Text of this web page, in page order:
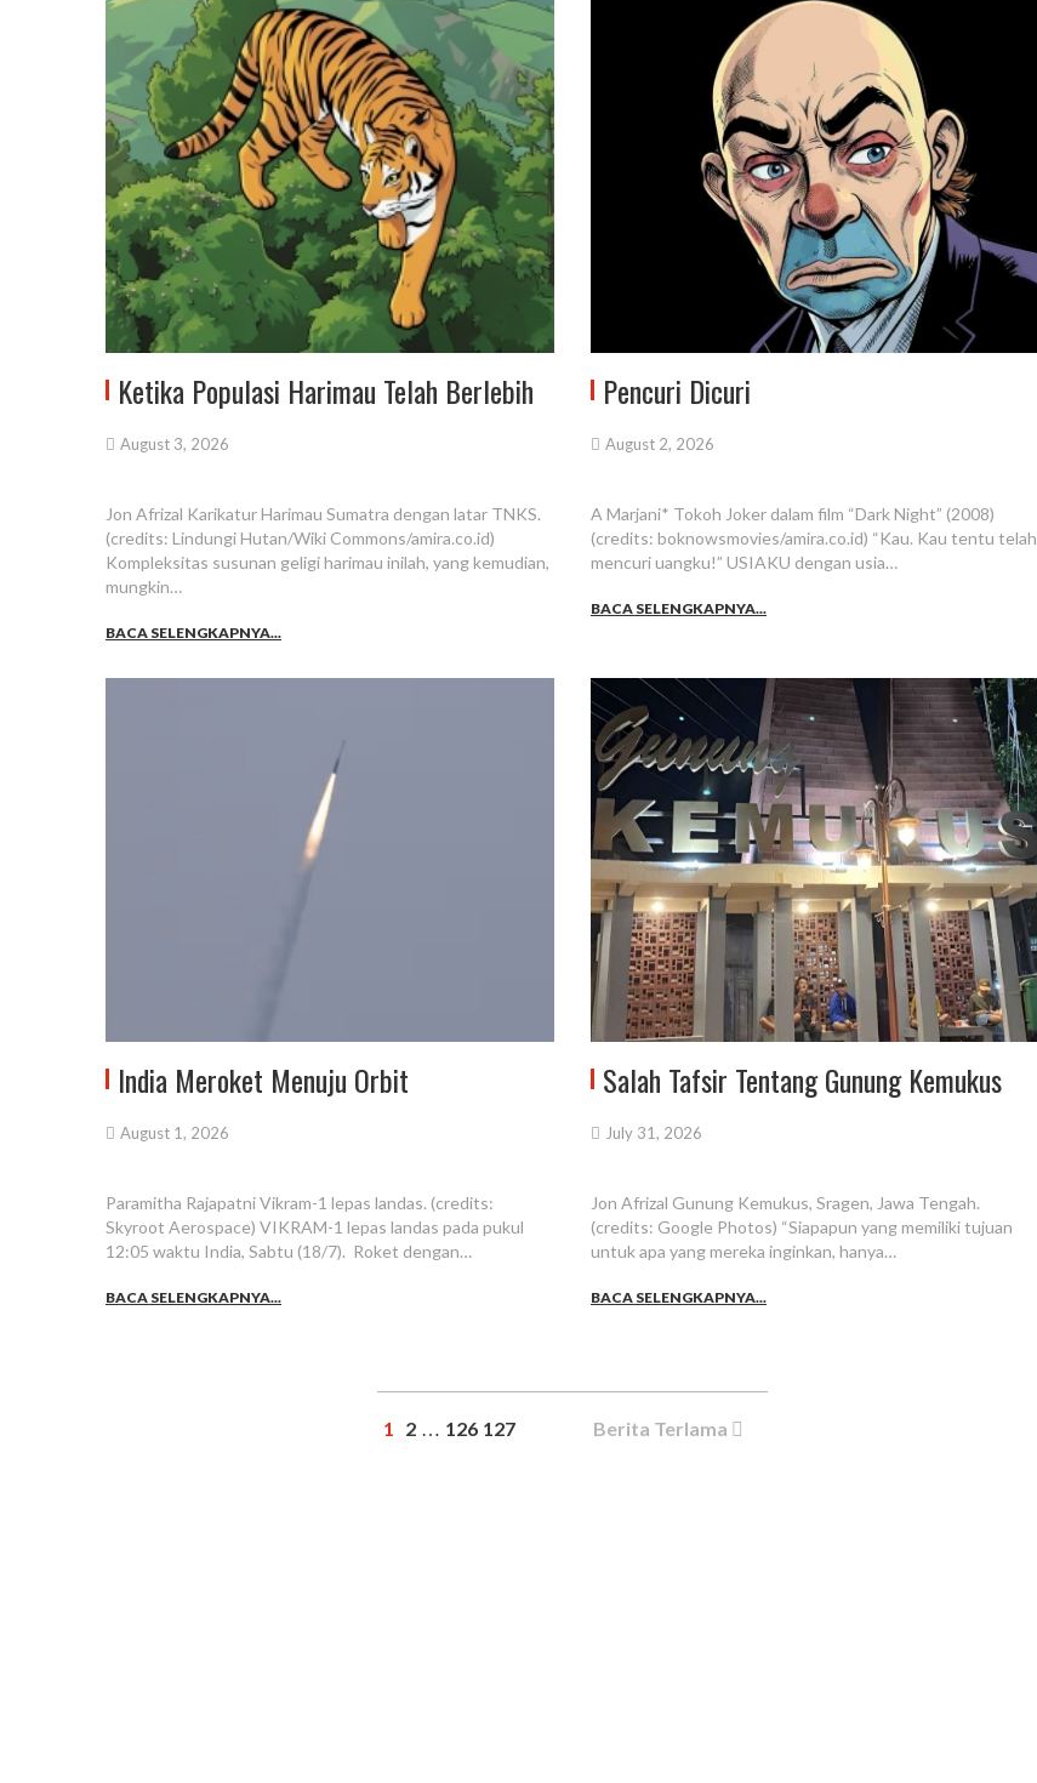
Ketika Populasi Harimau Telah Berlebih
August 3, 2026
Jon Afrizal Karikatur Harimau Sumatra dengan latar TNKS.
(credits: Lindungi Hutan/Wiki Commons/amira.co.id)
Kompleksitas susunan geligi harimau inilah, yang kemudian,
mungkin…
BACA SELENGKAPNYA...
Pencuri Dicuri
August 2, 2026
A Marjani* Tokoh Joker dalam film “Dark Night” (2008)
(credits: boknowsmovies/amira.co.id) “Kau. Kau tentu telah
mencuri uangku!” USIAKU dengan usia…
BACA SELENGKAPNYA...
India Meroket Menuju Orbit
August 1, 2026
Paramitha Rajapatni Vikram-1 lepas landas. (credits:
Skyroot Aerospace) VIKRAM-1 lepas landas pada pukul
12:05 waktu India, Sabtu (18/7). Roket dengan…
BACA SELENGKAPNYA...
Salah Tafsir Tentang Gunung Kemukus
July 31, 2026
Jon Afrizal Gunung Kemukus, Sragen, Jawa Tengah.
(credits: Google Photos) “Siapapun yang memiliki tujuan
untuk apa yang mereka inginkan, hanya…
BACA SELENGKAPNYA...
1 2 … 126 127 Berita Terlama